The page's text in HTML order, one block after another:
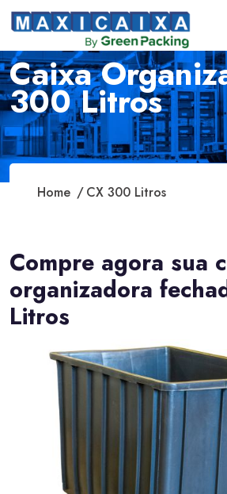
Caixa
300 Litros
Home CX 300 Litros
Compre agora sua
organizadora
Litros